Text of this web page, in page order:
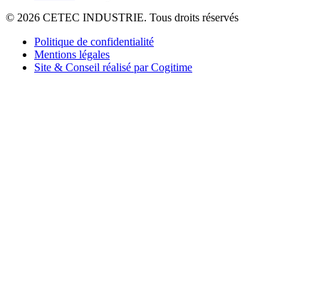
© 2026 CETEC INDUSTRIE. Tous droits réservés
Politique de confidentialité
Mentions légales
Site & Conseil réalisé par Cogitime